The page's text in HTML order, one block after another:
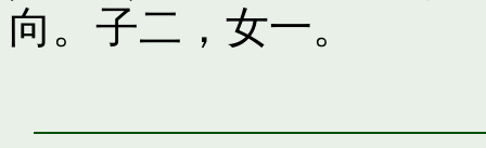
向。子二，女一。